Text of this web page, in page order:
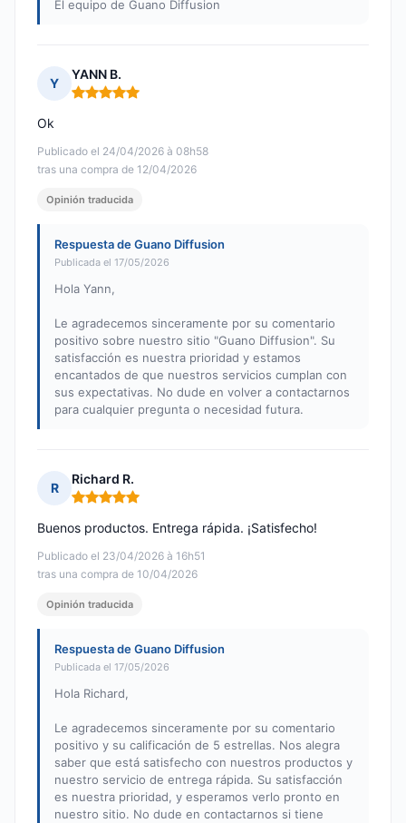
El equipo de Guano Diffusion
Y
YANN B.
Nota: 5 de 5
Publicado el 24/04/2026 à 08h58
tras una compra de 12/04/2026
Ok
Opinión traducida
Respuesta de Guano Diffusion
Publicada el 17/05/2026
Hola Yann,
Le agradecemos sinceramente por su comentario
positivo sobre nuestro sitio "Guano Diffusion". Su
satisfacción es nuestra prioridad y estamos
encantados de que nuestros servicios cumplan con
sus expectativas. No dude en volver a contactarnos
para cualquier pregunta o necesidad futura.
R
Richard R.
Nota: 5 de 5
Publicado el 23/04/2026 à 16h51
tras una compra de 10/04/2026
Buenos productos. Entrega rápida. ¡Satisfecho!
Opinión traducida
Respuesta de Guano Diffusion
Publicada el 17/05/2026
Hola Richard,
Le agradecemos sinceramente por su comentario
positivo y su calificación de 5 estrellas. Nos alegra
saber que está satisfecho con nuestros productos y
nuestro servicio de entrega rápida. Su satisfacción
es nuestra prioridad, y esperamos verlo pronto en
nuestro sitio. No dude en contactarnos si tiene